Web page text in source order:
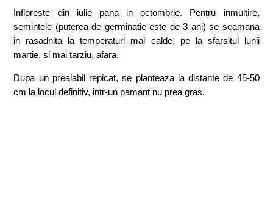
Infloreste din iulie pana in octombrie. Pentru inmultire,
semintele (puterea de germinatie este de 3 ani) se seamana
in rasadnita la temperaturi mai calde, pe la sfarsitul lunii
martie, si mai tarziu, afara.
Dupa un prealabil repicat, se planteaza la distante de 45-50
cm la locul definitiv, intr-un pamant nu prea gras.